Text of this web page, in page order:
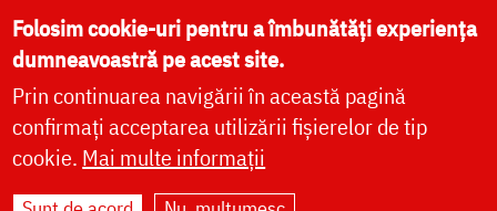
DONEAZĂ ONLINE PENTRU CATEDRALA NAȚIONALĂ
LIVE
Folosim cookie-uri pentru a îmbunătăți experiența
dumneavoastră pe acest site.
Prin continuarea navigării în această pagină
confirmați acceptarea utilizării fișierelor de tip
cookie. Mai multe informații